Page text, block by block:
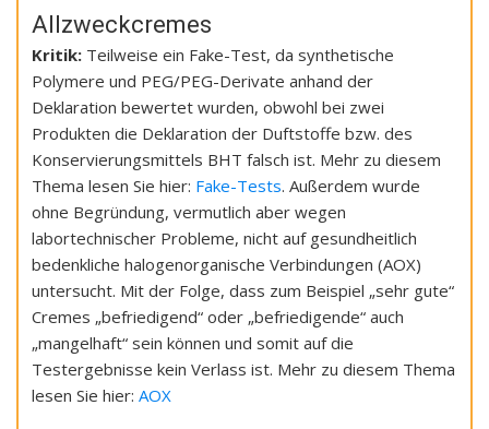
Allzweckcremes
Kritik: Teilweise ein Fake-Test, da synthetische
Polymere und PEG/PEG-Derivate anhand der
Deklaration bewertet wurden, obwohl bei zwei
Produkten die Deklaration der Duftstoffe bzw. des
Konservierungsmittels BHT falsch ist. Mehr zu diesem
Thema lesen Sie hier: Fake-Tests. Außerdem wurde
ohne Begründung, vermutlich aber wegen
labortechnischer Probleme, nicht auf gesundheitlich
bedenkliche halogenorganische Verbindungen (AOX)
untersucht. Mit der Folge, dass zum Beispiel „sehr gute“
Cremes „befriedigend“ oder „befriedigende“ auch
„mangelhaft“ sein können und somit auf die
Testergebnisse kein Verlass ist. Mehr zu diesem Thema
lesen Sie hier: AOX